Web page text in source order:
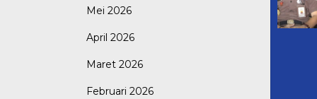
Mei 2026
April 2026
Maret 2026
Februari 2026